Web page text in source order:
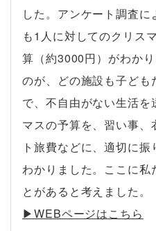
した。アンケート調査
も1人に対してのクリス
算（約3000円）がわか
のが、どの施設も子ど
で、不自由がない生活
マスの予算を、習い事
ト旅費などに、適切に
わかりました。ここに私
とがあると考えました。
▶︎WEBページはこちら